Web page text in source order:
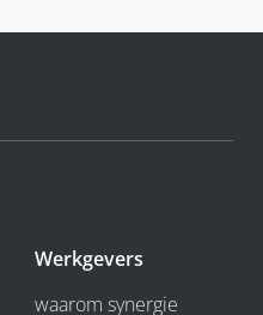
Werkgevers
waarom synergie